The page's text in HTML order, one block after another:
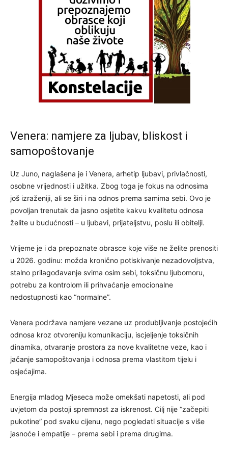
Venera: namjere za ljubav, bliskost i
samopoštovanje
Uz Juno, naglašena je i Venera, arhetip ljubavi, privlačnosti,
osobne vrijednosti i užitka. Zbog toga je fokus na odnosima
još izraženiji, ali se širi i na odnos prema samima sebi. Ovo je
povoljan trenutak da jasno osjetite kakvu kvalitetu odnosa
želite u budućnosti – u ljubavi, prijateljstvu, poslu ili obitelji.
Vrijeme je i da prepoznate obrasce koje više ne želite prenositi
u 2026. godinu: možda kronično potiskivanje nezadovoljstva,
stalno prilagođavanje svima osim sebi, toksičnu ljubomoru,
potrebu za kontrolom ili prihvaćanje emocionalne
nedostupnosti kao “normalne”.
Venera podržava namjere vezane uz produbljivanje postojećih
odnosa kroz otvoreniju komunikaciju, iscjeljenje toksičnih
dinamika, otvaranje prostora za nove kvalitetne veze, kao i
jačanje samopoštovanja i odnosa prema vlastitom tijelu i
osjećajima.
Energija mladog Mjeseca može omekšati napetosti, ali pod
uvjetom da postoji spremnost za iskrenost. Cilj nije “začepiti
pukotine” pod svaku cijenu, nego pogledati situacije s više
jasnoće i empatije – prema sebi i prema drugima.